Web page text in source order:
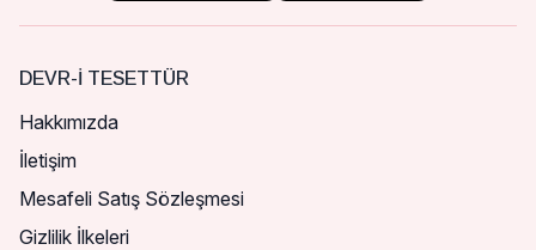
DEVR-I TESETTÜR
Hakkımızda
İletişim
Mesafeli Satış Sözleşmesi
Gizlilik İlkeleri